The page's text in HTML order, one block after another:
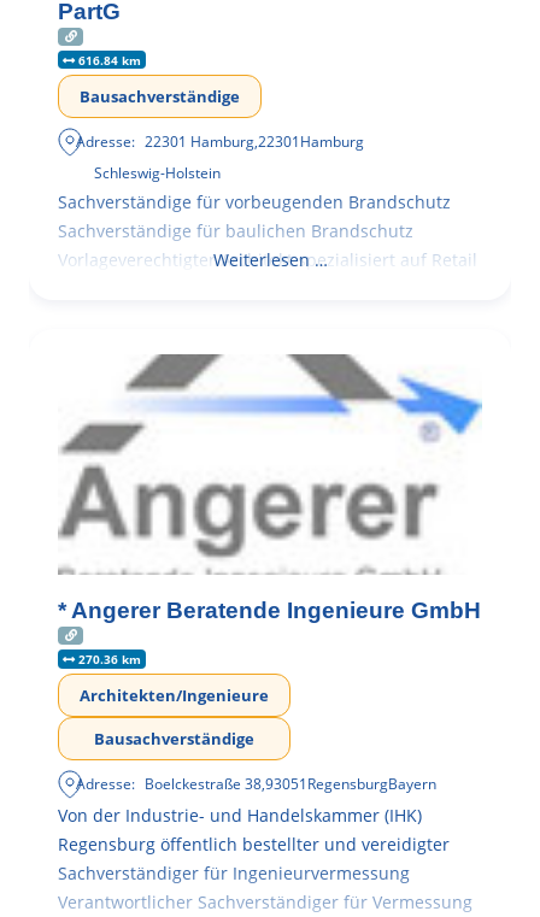
PartG
616.84 km
Bausachverständige
Adresse: 22301 Hamburg,22301Hamburg
Schleswig-Holstein
Sachverständige für vorbeugenden Brandschutz
Sachverständige für baulichen Brandschutz
Vorlageverechtigter Architekt spezialisiert auf Retail
Weiterlesen …
* Angerer Beratende Ingenieure GmbH
270.36 km
Architekten/Ingenieure
Bausachverständige
Adresse: Boelckestraße 38,93051RegensburgBayern
Von der Industrie- und Handelskammer (IHK)
Regensburg öffentlich bestellter und vereidigter
Sachverständiger für Ingenieurvermessung
Verantwortlicher Sachverständiger für Vermessung